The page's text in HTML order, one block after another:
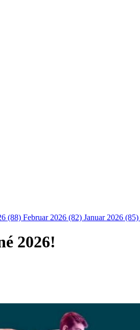
(88) Februar 2026 (82) Januar 2026 (85)
2026!